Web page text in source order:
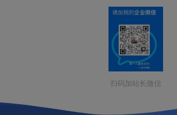
扫码加站长微信